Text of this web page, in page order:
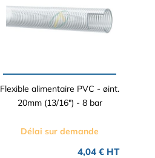
Flexible alimentaire PVC - øint.
20mm (13/16") - 8 bar
Délai sur demande
4,04 € HT